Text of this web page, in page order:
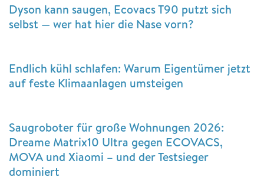
Dyson kann saugen, Ecovacs T90 putzt sich
selbst — wer hat hier die Nase vorn?
Endlich kühl schlafen: Warum Eigentümer jetzt
auf feste Klimaanlagen umsteigen
Saugroboter für große Wohnungen 2026:
Dreame Matrix10 Ultra gegen ECOVACS,
MOVA und Xiaomi – und der Testsieger
dominiert